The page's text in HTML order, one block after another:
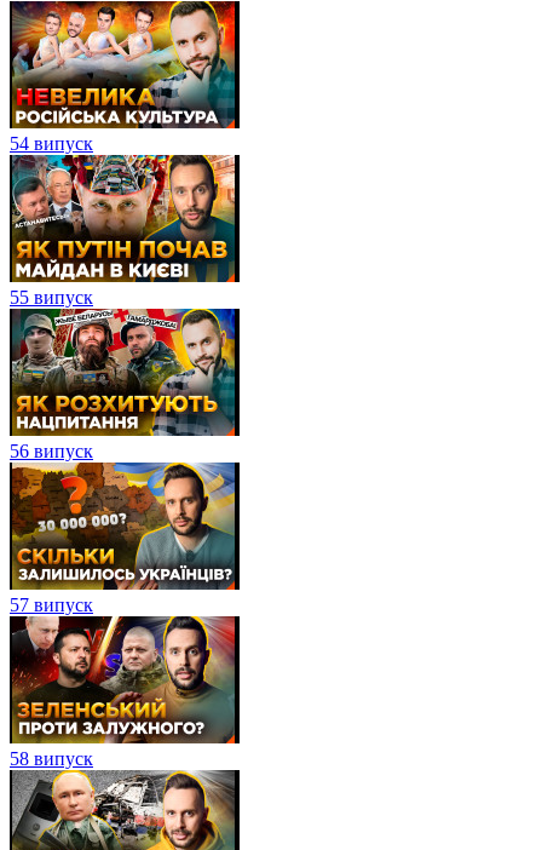
54 випуск
55 випуск
56 випуск
57 випуск
58 випуск